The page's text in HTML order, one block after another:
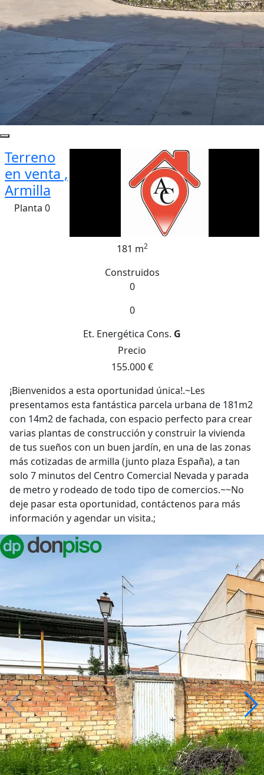
Terreno
en venta ,
Armilla
Planta 0
181 m2
Construidos
0
0
Et. Energética Cons. G
Precio
155.000 €
¡Bienvenidos a esta oportunidad única!.~Les
presentamos esta fantástica parcela urbana de 181m2
con 14m2 de fachada, con espacio perfecto para crear
varias plantas de construcción y construir la vivienda
de tus sueños con un buen jardín, en una de las zonas
más cotizadas de armilla (junto plaza España), a tan
solo 7 minutos del Centro Comercial Nevada y parada
de metro y rodeado de todo tipo de comercios.~~No
deje pasar esta oportunidad, contáctenos para más
información y agendar un visita.;